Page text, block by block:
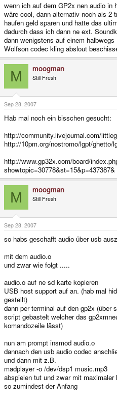
wenn ich auf dem GP2x nen audio in
wäre cool, dann alternativ noch als 2
haufen geld sparen und hatte das
dadurch dass ich dann ne ext.
dann wenigstens auf einem
Wolfson codec kling abslout
M moogman
Still Fresh
Sep 28, 2007
Hab mal noch ein bisschen gesucht:
http://community.livejournal.com/
http://10pm.org/nostromo/lgpt/ghetto/
http://www.gp32x.com/board/
showtopic=30778&st=15&p=437387&
M moogman
Still Fresh
Sep 28, 2007
so habs geschafft audio über usb
mit dem audio.o
und zwar wie folgt .....
audio.o auf ne sd karte kopieren
USB host support auf an. (hab mal
gestellt)
dann per terminal auf den gp2x (über
script gebastelt welcher das
komandozeile lässt)
nun am prompt insmod audio.o
dannach den usb audio codec
und dann mit z.B.
madplayer -o /dev/dsp1 music.mp3
abspielen tut und zwar mit maximaler
so zumindest der Anfang